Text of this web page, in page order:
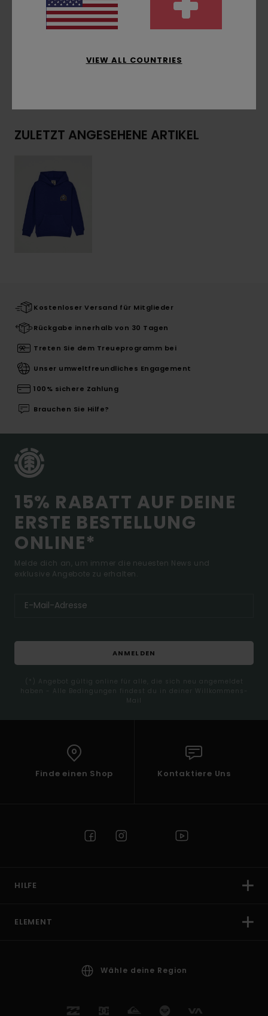
Zusammensetzung[Hauptstoff] 55 % Baumwolle,
25 % recycelte Baumwolle, 20 % recyceltes
ZULETZT ANGESEHENE ARTIKEL
Kostenloser Versand für Mitglieder
Rückgabe innerhalb von 30 Tagen
Treten Sie dem Treueprogramm bei
Unser umweltfreundliches Engagement
100% sichere Zahlung
Brauchen Sie Hilfe?
15% RABATT AUF DEINE
ERSTE BESTELLUNG
ONLINE*
Melde dich an, um immer die neuesten News und
exklusive Angebote zu erhalten.
ANMELDEN
(*) Angebot gültig online für alle, die sich neu angemeldet
haben - Alle Bedingungen findest du in deiner Willkommens-
Mail
Finde einen Shop Kontaktiere Uns
HILFE
ELEMENT
Wähle deine Region
VIEW ALL COUNTRIES